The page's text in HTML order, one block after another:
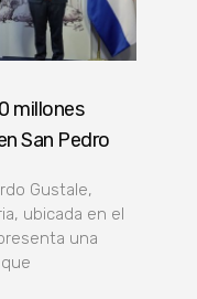
millones
San Pedro
Gustale,
ubicada en el
una